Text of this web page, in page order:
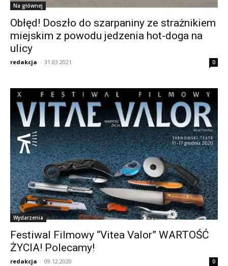
Na głównej
Obłęd! Doszło do szarpaniny ze strażnikiem
miejskim z powodu jedzenia hot-doga na
ulicy
redakcja - 31.03.2021 0
Wydarzenia
Festiwal Filmowy “Vitea Valor” WARTOŚĆ
ŻYCIA! Polecamy!
redakcja - 09.12.2020 0